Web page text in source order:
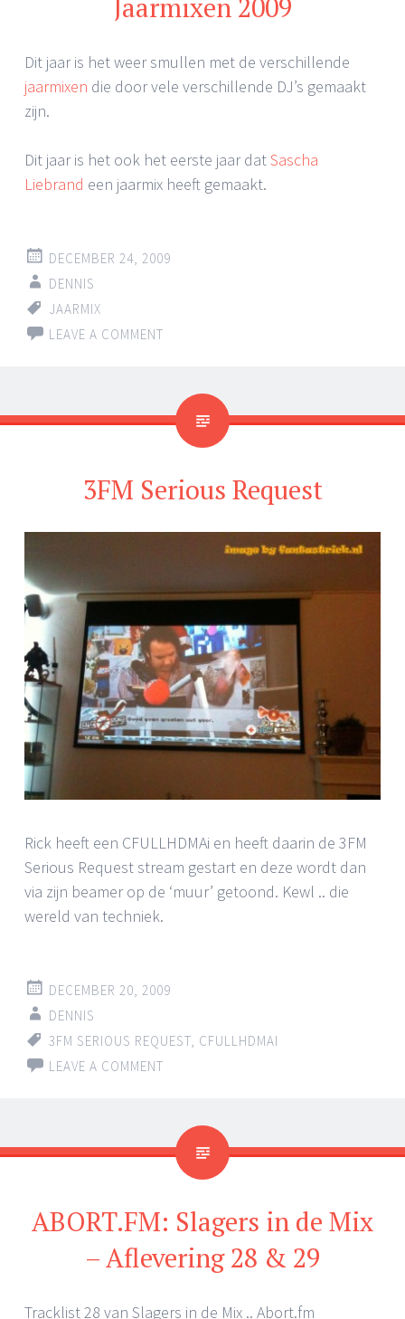
Jaarmixen 2009
Dit jaar is het weer smullen met de verschillende
jaarmixen die door vele verschillende DJ’s gemaakt
zijn.
Dit jaar is het ook het eerste jaar datSascha
Liebrand een jaarmix heeft gemaakt.
DECEMBER 24, 2009
DENNIS
JAARMIX
LEAVE A COMMENT
3FM Serious Request
Rick heeft een CFULLHDMAi en heeft daarin de 3FM
Serious Request stream gestart en deze wordt dan
via zijn beamer op de ‘muur’ getoond. Kewl .. die
wereld van techniek.
DECEMBER 20, 2009
DENNIS
3FM SERIOUS REQUEST CFULLHDMAI
LEAVE A COMMENT
ABORT.FM: Slagers in de Mix
– Aflevering 28 & 29
Tracklist 28 van Slagers in de Mix .. Abort.fm